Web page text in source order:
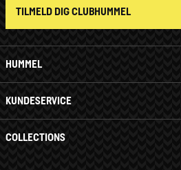
HUMMEL
KUNDESERVICE
COLLECTIONS
TILMELD DIG CLUBHUMMEL